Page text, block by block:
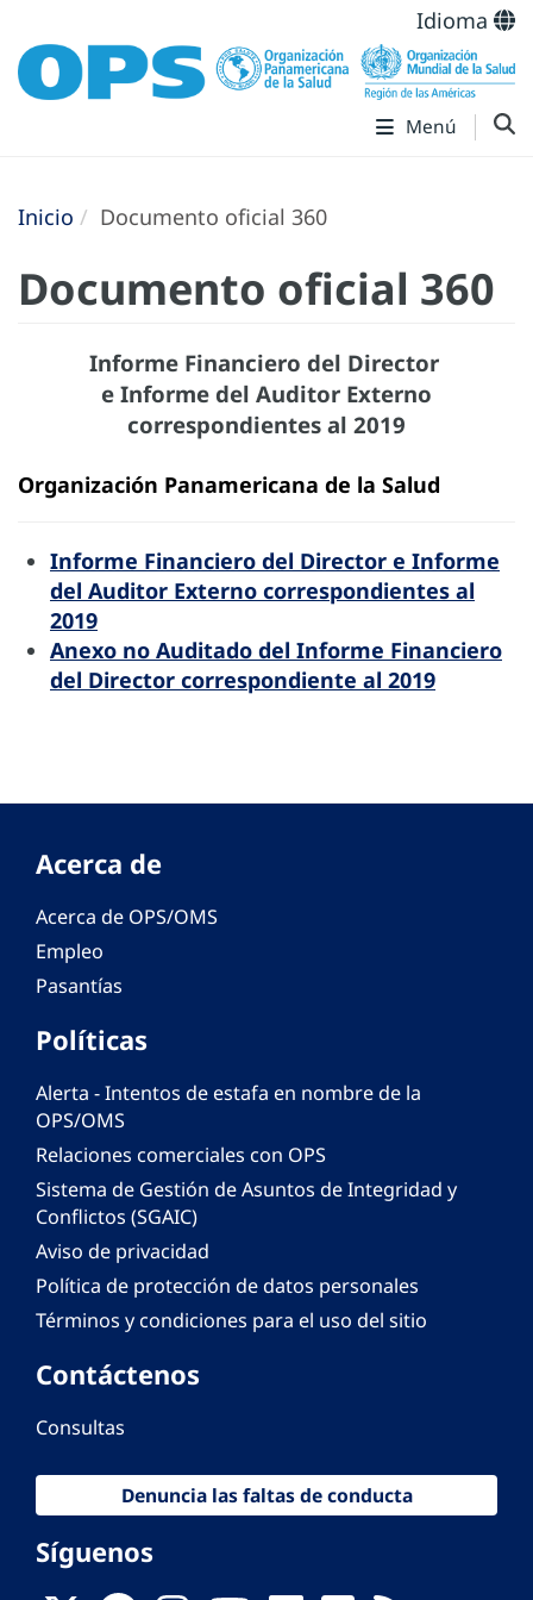
Idioma
Menú
Inicio Documento oficial 360
Documento oficial 360
Informe Financiero del Director
e Informe del Auditor Externo
correspondientes al 2019
Organización Panamericana de la Salud
Informe Financiero del Director e Informe
del Auditor Externo correspondientes al
2019
Anexo no Auditado del Informe Financiero
del Director correspondiente al 2019
Acerca de
Acerca de OPS/OMS
Empleo
Pasantías
Políticas
Alerta - Intentos de estafa en nombre de la
OPS/OMS
Relaciones comerciales con OPS
Sistema de Gestión de Asuntos de Integridad y
Conflictos (SGAIC)
Aviso de privacidad
Política de protección de datos personales
Términos y condiciones para el uso del sitio
Contáctenos
Consultas
Denuncia las faltas de conducta
Síguenos